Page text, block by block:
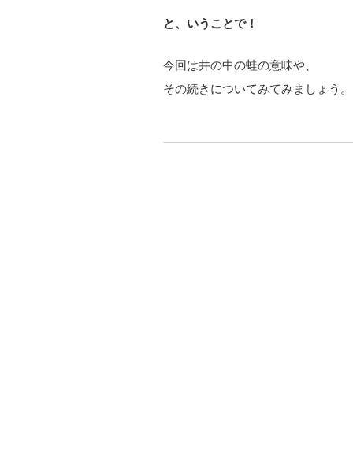
と、いうことで！
今回は井の中の蛙の意味や、
その続きについてみてみましょう。